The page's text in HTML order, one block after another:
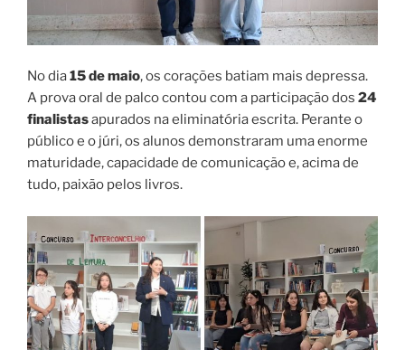
No dia15 de maio, os corações batiam mais depressa.
A prova oral de palco contou com a participação dos 24
finalistasapurados na eliminatória escrita. Perante o
público e o júri, os alunos demonstraram uma enorme
maturidade, capacidade de comunicação e, acima de
tudo, paixão pelos livros.